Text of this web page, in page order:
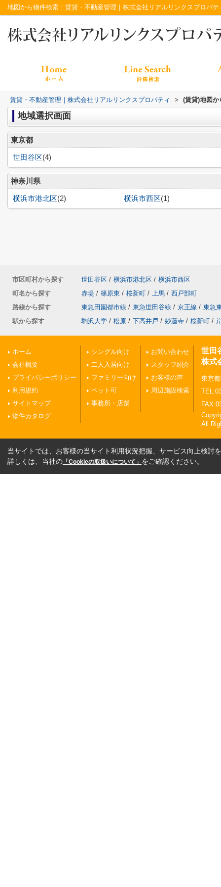
地図から物件検索｜賃貸・不動産管理｜株式会社リアルリンクスプロパテ
賃貸・不動産管理｜株式会社リアルリンクスプロパティ > (賃貸)地図か
地域選択画面
東京都
世田谷区(4)
神奈川県
横浜市港北区(2) 横浜市西区(1)
市区町村から探す 世田谷区 / 横浜市港北区 / 横浜市西区
町名から探す
赤堤 / 篠原東 / 桜新町 / 上馬 / 西戸部町
路線から探す
東急田園都市線 / 東急世田谷線 / 京王線 / 東急
駅から探す
駒沢大学 / 松原 / 下高井戸 / 妙蓮寺 / 桜新町 /
ホーム
会社概要
プライバシーポリシー
利用規約
サイトマップ
物件カタログ
シングル向け
二人入居向け
ファミリー向け
ペット可
事務所・店舗
お問い合わせ
スタッフ紹介
お客様の声
周辺施設検索
世田
株式
東京
All
当サイトでは、お客様の当サイト利用状況把握、サービス向上検討
詳しくは、当社の 「Cookieの取扱いについて」 をご確認ください。